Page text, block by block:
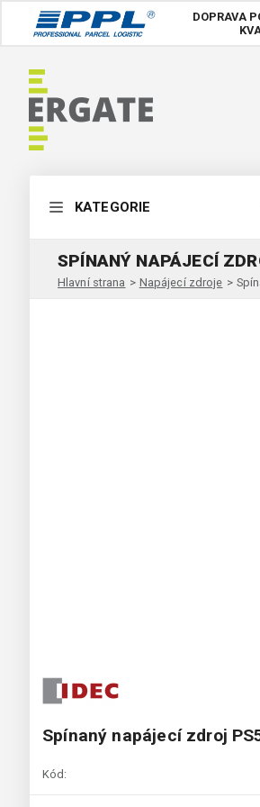
DOPRAVA
KATEGORIE
SPÍNANÝ NAPÁJECÍ
Hlavní strana > Napájecí zdroje >
Spínaný napájecí zdroj
Kód: